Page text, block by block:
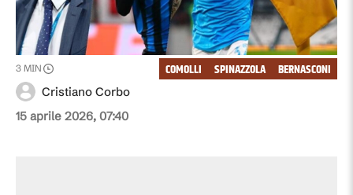
15 aprile 2026, 07:40
Cristiano Corbo
3 MIN BERNASCONI
SPINAZZOLA
COMOLLI